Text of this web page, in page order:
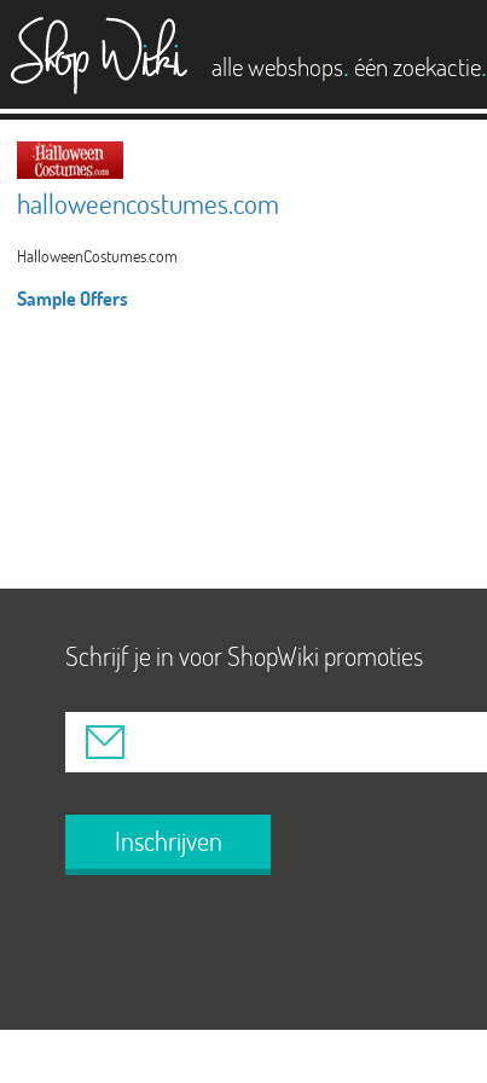
alle webshops. één zoekactie.
halloweencostumes.com
HalloweenCostumes.com
Sample Offers
Schrijf je in voor ShopWiki promoties
Inschrijven